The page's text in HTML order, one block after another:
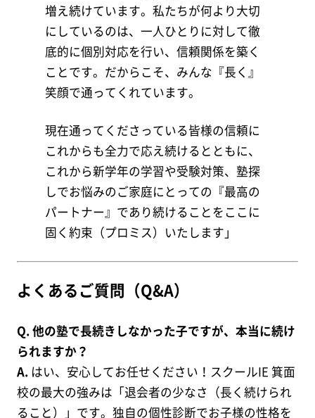
増え続けています。私たちが何より大切
にしているのは、一人ひとりに対して徹
底的に個別対応を行い、信頼関係を築く
ことです。だからこそ、みんな『長く』
笑顔で通ってくれています。
現在通ってくださっている皆様の信頼に
これからも全力で応え続けるとともに、
これから新学年の学習や受験対策、塾探
しでお悩みのご家庭にとっての『最高の
パートナー』であり続けることをここに
固く約束（プロミス）いたします」
よくあるご質問（Q&A）
Q. 他の塾で長続きしなかった子ですが、本当に続け
られますか？
A.はい、安心してお任せください！スクールIE 箕面
校の最大の強みは「退会者の少なさ（長く続けられ
ること）」です。独自の個性診断でお子様の性格を